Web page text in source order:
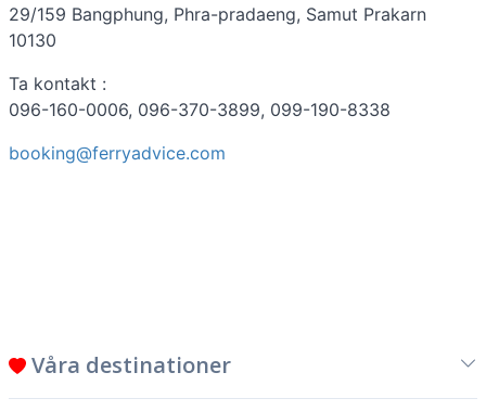
29/159 Bangphung, Phra-pradaeng, Samut Prakarn
10130
Ta kontakt :
096-160-0006, 096-370-3899, 099-190-8338
booking@ferryadvice.com
Våra destinationer